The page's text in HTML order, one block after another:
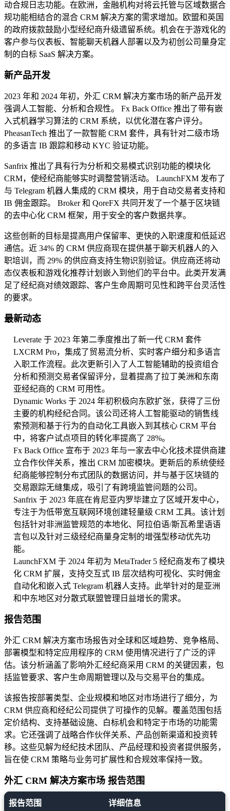
动合规日志功能。在欧洲，金融机构对将云托管与区域数据合
规功能相结合的混合 CRM 解决方案的需求增加。欧盟和英国
的政府拨款鼓励小型经纪商升级遗留系统。机会在于游戏化的
客户参与仪表板、智能聊天机器人部署以及为初创公司量身定
制的白标 SaaS 解决方案。
新产品开发
2023 年和 2024 年初，外汇 CRM 解决方案市场的新产品开发
强调人工智能、分析和合规性。 Fx Back Office 推出了带有嵌
入式机器学习算法的 CRM 系统，以优化潜在客户评分。
PheasanTech 推出了一款智能 CRM 套件，具有针对二级市场
的多语言 IB 跟踪和移动 KYC 验证功能。
Sanfrix 推出了具有行为分析和交易模式识别功能的模块化
CRM，使经纪商能够实时调整营销活动。 LaunchFXM 发布了
与 Telegram 机器人集成的 CRM 模块，用于自动交易者支持和
IB 佣金跟踪。 Broker 和 QoreFX 共同开发了一个基于区块链
的去中心化 CRM 框架，用于安全的客户数据共享。
这些创新的目标是提高用户保留率、更快的入职速度和低延迟
通信。近 34% 的 CRM 供应商现在提供基于聊天机器人的入
职培训，而 29% 的供应商支持生物识别验证。供应商还将动
态仪表板和游戏化推荐计划嵌入到他们的平台中。此类开发满
足了经纪商对绩效跟踪、客户生命周期可见性和跨平台灵活性
的要求。
最新动态
Leverate 于 2023 年第二季度推出了新一代 CRM 套件
LXCRM Pro，集成了贸易流分析、实时客户细分和多语言
入职工作流程。此次更新引入了人工智能辅助的投资组合
分析和预测交易者保留评分，显着提高了拉丁美洲和东南
亚经纪商的 CRM 可用性。
Dynamic Works 于 2024 年初积极向东欧扩张，获得了三份
主要的机构经纪合同。该公司还将人工智能驱动的销售线
索预测和基于行为的自动化工具嵌入到其核心 CRM 平台
中，将客户试点项目的转化率提高了 28%。
Fx Back Office 宣布于 2023 年与一家去中心化技术提供商建
立合作伙伴关系，推出 CRM 加密模块。更新后的系统使经
纪商能够控制分布式团队的数据访问，并与基于区块链的
交易跟踪无缝集成，吸引了有跨境监管问题的公司。
Sanfrix 于 2023 年底在肯尼亚内罗毕建立了区域开发中心，
专注于为低带宽互联网环境创建轻量级 CRM 工具。该计划
包括针对非洲监管规范的本地化、阿拉伯语/斯瓦希里语语
言包以及针对三级经纪商量身定制的增强型移动优先功
能。
LaunchFXM 于 2024 年初为 MetaTrader 5 经纪商发布了模块
化 CRM 扩展，支持交互式 IB 层次结构可视化、实时佣金
自动化和嵌入式 Telegram 机器人支持。此举针对的是亚洲
和中东地区对分散式联盟管理日益增长的需求。
报告范围
外汇 CRM 解决方案市场报告对全球和区域趋势、竞争格局、
部署模型和特定应用程序的 CRM 使用情况进行了广泛的评
估。该分析涵盖了影响外汇经纪商采用 CRM 的关键因素，包
括监管要求、客户生命周期管理以及与交易平台的集成。
该报告按部署类型、企业规模和地区对市场进行了细分，为
CRM 供应商和经纪公司提供了可操作的见解。覆盖范围包括
定价结构、支持基础设施、白标机会和特定于市场的功能需
求。它还强调了战略合作伙伴关系、产品创新渠道和投资转
移。这些见解为经纪技术团队、产品经理和投资者提供服务，
旨在使 CRM 策略与业务可扩展性和合规效率保持一致。
外汇 CRM 解决方案市场 报告范围
报告范围 详细信息